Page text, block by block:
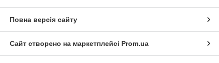
Повна версія сайту
Сайт створено на маркетплейсі Prom.ua